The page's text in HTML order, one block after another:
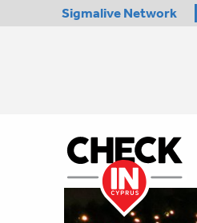
Sigmalive Network